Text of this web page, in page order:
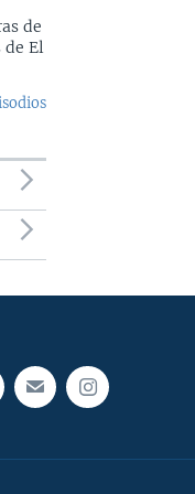
de
de El